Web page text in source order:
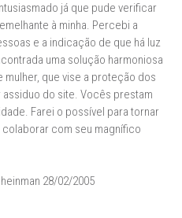
já que pude verificar
à minha. Percebi a
e a indicação de que há luz
uma solução harmoniosa
que vise a proteção dos
do site. Vocês prestam
Farei o possível para tornar
com seu magnífico
28/02/2005